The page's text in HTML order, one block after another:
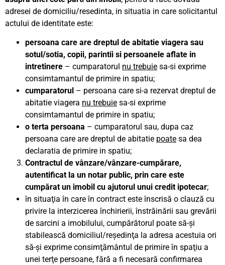
adresei de domiciliu/resedinta, in situatia in care solicitantul
actului de identitate este:
persoana care are dreptul de abitatie viagera sau
sotul/sotia, copii, parintii si persoanele aflate in
intretinere – cumparatorul nu trebuie sa-si exprime
consimtamantul de primire in spatiu;
cumparatorul – persoana care si-a rezervat dreptul de
abitatie viagera nu trebuie sa-si exprime
consimtamantul de primire in spatiu;
o terta persoana – cumparatorul sau, dupa caz
persoana care are dreptul de abitatie poate sa dea
declaratia de primire in spatiu;
Contractul de vânzare/vânzare-cumpărare,
autentificat la un notar public, prin care este
cumpărat un imobil cu ajutorul unui credit ipotecar;
în situaţia în care în contract este înscrisă o clauză cu
privire la interzicerea închirierii, înstrăinării sau grevării
de sarcini a imobilului, cumpărătorul poate să-şi
stabilească domiciliul/reşedinţa la adresa acestuia ori
să-şi exprime consimţământul de primire în spaţiu a
unei terţe persoane, fără a fi necesară confirmarea